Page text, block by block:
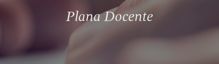
Plana Docente